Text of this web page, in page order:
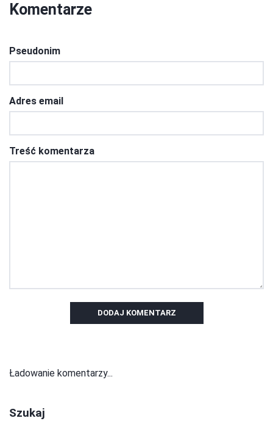
Komentarze
Pseudonim
Adres email
Treść komentarza
DODAJ KOMENTARZ
Ładowanie komentarzy...
Szukaj